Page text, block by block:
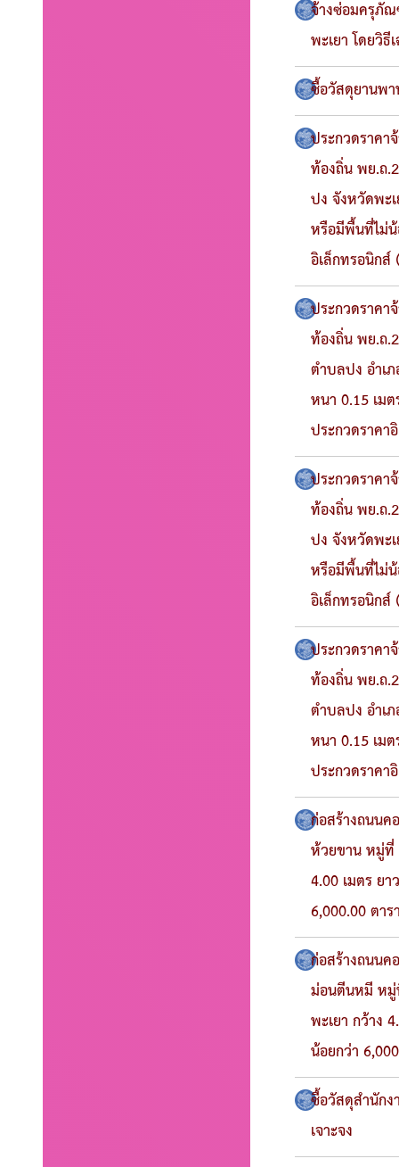
จ้างซ่อมครุภั
พะเยา โดยวิธี
ซื้อวัสดุยานพา
ประกวดราคา
ท้องถิ่น พย.ถ
ปง จังหวัดพะ
หรือมีพื้นที่ไม่น้
อิเล็กทรอนิก
ประกวดราคา
ท้องถิ่น พย.ถ
ตำบลปง อำเ
หนา 0.15 เม
ประกวดราค
ประกวดราคา
ท้องถิ่น พย.ถ
ปง จังหวัดพะ
หรือมีพื้นที่ไม่น้
อิเล็กทรอนิก
ประกวดราคา
ท้องถิ่น พย.ถ
ตำบลปง อำเ
หนา 0.15 เม
ประกวดราค
ก่อสร้างถนน
ห้วยขาน หมู่ที่
4.00 เมตร ย
6,000.00 ตาร
ก่อสร้างถนน
ม่อนตีนหมี หมู่
พะเยา กว้าง
น้อยกว่า
ซื้อวัสดุสำนัก
เจาะจง